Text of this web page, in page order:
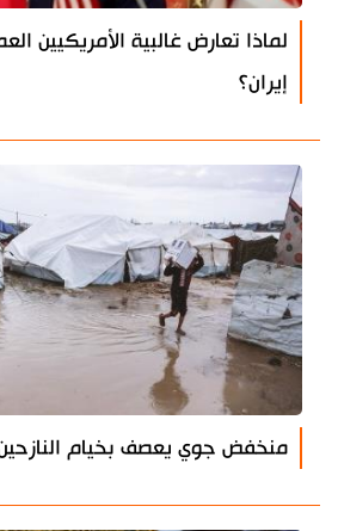
لماذا تعارض غالبية الأمريكيين
إيران؟
منخفض جوي يعصف بخيام